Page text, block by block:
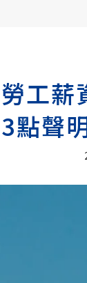
工薪
點聲